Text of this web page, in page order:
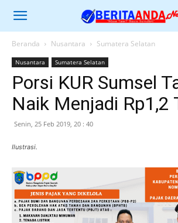
Beranda Nusantara Sumatera Selatan
Nusantara Sumatera Selatan
Porsi KUR Sumsel
Naik Menjadi Rp1,2
Senin, 25 Feb 2019, 20 : 40
Ilustrasi.